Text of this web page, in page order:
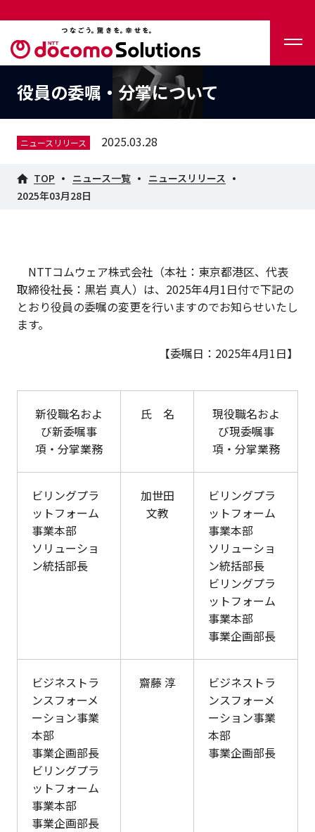
役員の委嘱・分掌について
ニュースリリース 2025.03.28
TOP ニュース一覧
ニュースリリース
2025年03月28日
NTTコムウェア株式会社（本社：東京都港区、代表
取締役社長：黒岩 真人）は、2025年4月1日付で下記の
とおり役員の委嘱の変更を行いますのでお知らせいたし
ます。
【委嘱日：2025年4月1日】
新役職名およ
び新委嘱事
項・分掌業務
氏 名
現役職名およ
び現委嘱事
項・分掌業務
ビリングプラ
ットフォーム
事業本部
ソリューショ
ン統括部長
加世田
文教
ビリングプラ
ットフォーム
事業本部
ソリューショ
ン統括部長
ビリングプラ
ットフォーム
事業本部
事業企画部長
ビジネストラ
ンスフォーメ
ーション事業
本部
事業企画部長
ビリングプラ
ットフォーム
事業本部
事業企画部長
齋藤 淳
ビジネストラ
ンスフォーメ
ーション事業
本部
事業企画部長